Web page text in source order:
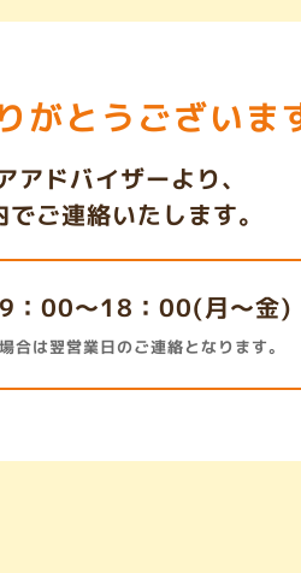
がとうございま
アドバイザーより、
ご連絡いたします。
9：00～18：00(月～金)
合は翌営業日のご連絡となります。